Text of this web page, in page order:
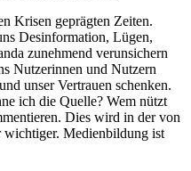
Krisen geprägten Zei­ten.
Desinformation, Lügen,
zunehmend verunsichern
Nutzerin­nen und Nutzern
unser Vertrauen schenken.
ich die Quelle? Wem nützt
Dies wird in der von
Medienbildung ist